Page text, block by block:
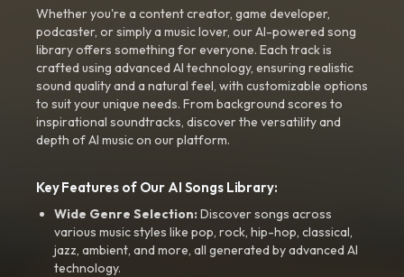
Whether you're a content creator, game developer,
podcaster, or simply a music lover, our AI-powered song
library offers something for everyone. Each track is
crafted using advanced AI technology, ensuring realistic
sound quality and a natural feel, with customizable options
to suit your unique needs. From background scores to
inspirational soundtracks, discover the versatility and
depth of AI music on our platform.
Key Features of Our AI Songs Library:
Wide Genre Selection:Discover songs across
various music styles like pop, rock, hip-hop, classical,
jazz, ambient, and more, all generated by advanced AI
technology.